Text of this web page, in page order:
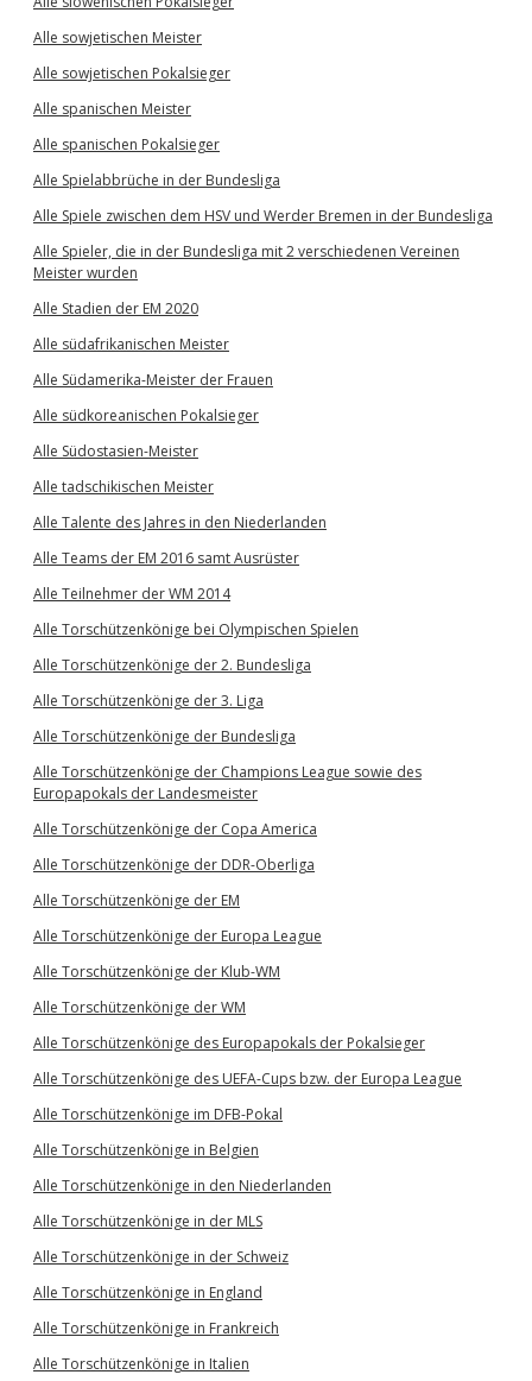
Alle sowjetischen Meister
Alle sowjetischen Pokalsieger
Alle spanischen Meister
Alle spanischen Pokalsieger
Alle Spielabbrüche in der Bundesliga
Alle Spiele zwischen dem HSV und Werder Bremen in der Bundesliga
Alle Spieler, die in der Bundesliga mit 2 verschiedenen Vereinen
Meister wurden
Alle Stadien der EM 2020
Alle südafrikanischen Meister
Alle Südamerika-Meister der Frauen
Alle südkoreanischen Pokalsieger
Alle Südostasien-Meister
Alle tadschikischen Meister
Alle Talente des Jahres in den Niederlanden
Alle Teams der EM 2016 samt Ausrüster
Alle Teilnehmer der WM 2014
Alle Torschützenkönige bei Olympischen Spielen
Alle Torschützenkönige der 2. Bundesliga
Alle Torschützenkönige der 3. Liga
Alle Torschützenkönige der Bundesliga
Alle Torschützenkönige der Champions League sowie des
Europapokals der Landesmeister
Alle Torschützenkönige der Copa America
Alle Torschützenkönige der DDR-Oberliga
Alle Torschützenkönige der EM
Alle Torschützenkönige der Europa League
Alle Torschützenkönige der Klub-WM
Alle Torschützenkönige der WM
Alle Torschützenkönige des Europapokals der Pokalsieger
Alle Torschützenkönige des UEFA-Cups bzw. der Europa League
Alle Torschützenkönige im DFB-Pokal
Alle Torschützenkönige in Belgien
Alle Torschützenkönige in den Niederlanden
Alle Torschützenkönige in der MLS
Alle Torschützenkönige in der Schweiz
Alle Torschützenkönige in England
Alle Torschützenkönige in Frankreich
Alle Torschützenkönige in Italien